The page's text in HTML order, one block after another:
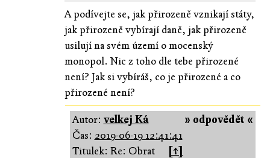
A podívejte se, jak přirozeně vznikají státy,
jak přirozeně vybírají daně, jak přirozeně
usilují na svém území o mocenský
monopol. Nic z toho dle tebe přirozené
není? Jak si vybíráš, co je přirozené a co
přirozené není?
» odpovědět «
Autor: velkej Ká
Čas: 2019-06-19 12:41:41
Titulek: Re: Obrat
[↑]